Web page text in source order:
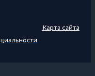
Карта сайта